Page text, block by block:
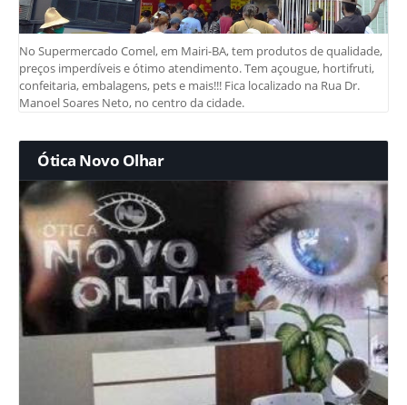
No Supermercado Comel, em Mairi-BA, tem produtos de qualidade,
preços imperdíveis e ótimo atendimento. Tem açougue, hortifruti,
confeitaria, embalagens, pets e mais!!! Fica localizado na Rua Dr.
Manoel Soares Neto, no centro da cidade.
Ótica Novo Olhar